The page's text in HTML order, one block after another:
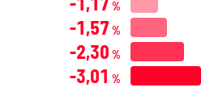
%
-1,57 %
-2,30 %
-3,01 %